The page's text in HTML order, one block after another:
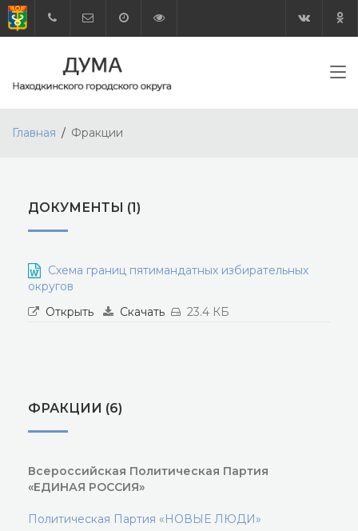
Главная Фракции
ДОКУМЕНТЫ (1)
Схема границ пятимандатных избирательных
округов
Открыть
Скачать 23.4 КБ
ФРАКЦИИ (6)
Всероссийская Политическая Партия
«ЕДИНАЯ РОССИЯ»
Политическая Партия «НОВЫЕ ЛЮДИ»